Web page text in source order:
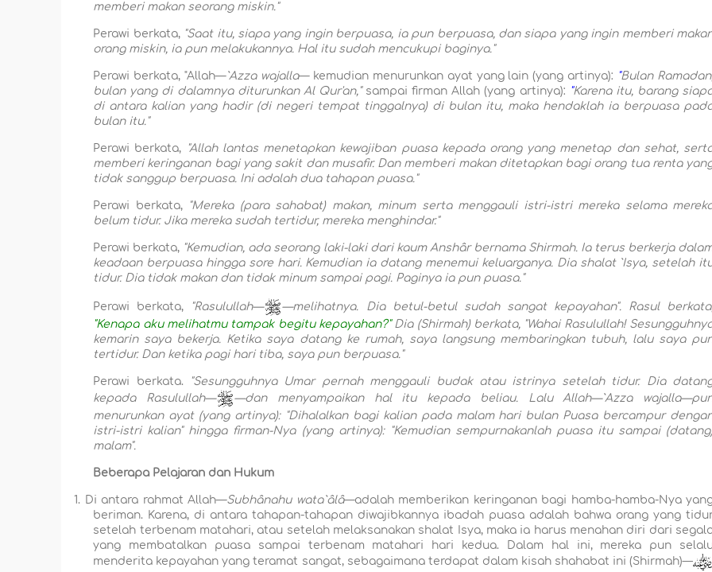
memberi makan seorang miskin. "
Perawi berkata, "Saat itu, siapa yang ingin berpuasa, ia pun berpuasa, dan siapa yang ingin memberi
orang miskin, ia pun melakukannya. Hal itu sudah mencukupi baginya."
Perawi berkata, "Allah—`Azza wajalla— kemudian menurunkan ayat yang lain (yang artinya): "Bulan
bulan yang di dalamnya diturunkan Al Qur'an,"sampai firman Allah (yang artinya): "Karena itu, barang
di antara kalian yang hadir (di negeri tempat tinggalnya) di bulan itu, maka hendaklah ia berpuasa
bulan itu."
Perawi berkata,
"Allah lantas menetapkan kewajiban puasa kepada orang yang menetap dan sehat,
memberi keringanan bagi yang sakit dan musafir. Dan memberi makan ditetapkan bagi orang tua renta
tidak sanggup berpuasa. Ini adalah dua tahapan puasa."
Perawi berkata,
"Mereka (para sahabat) makan, minum serta menggauli istri-istri mereka selama
belum tidur. Jika mereka sudah tertidur, mereka menghindar."
Perawi berkata, "Kemudian, ada seorang laki-laki dari kaum Anshâr bernama Shirmah. Ia terus berkerja
keadaan berpuasa hingga sore hari. Kemudian ia datang menemui keluarganya. Dia shalat `Isya, setelah
tidur. Dia tidak makan dan tidak minum sampai pagi. Paginya ia pun puasa."
Perawi berkata, "Rasulullah—
—melihatnya. Dia betul-betul sudah sangat kepayahan". Rasul berkata,
"Kenapa aku melihatmu tampak begitu kepayahan?"Dia (Shirmah) berkata, "Wahai Rasulullah!
kemarin saya bekerja. Ketika saya datang ke rumah, saya langsung membaringkan tubuh, lalu saya
tertidur. Dan ketika pagi hari tiba, saya pun berpuasa."
Perawi berkata.
"Sesungguhnya Umar pernah menggauli budak atau istrinya setelah tidur. Dia
kepada Rasulullah—
—dan menyampaikan hal itu kepada beliau. Lalu Allah—`Azza
menurunkan ayat (yang artinya): "Dihalalkan bagi kalian pada malam hari bulan Puasa bercampur
istri-istri kalian"hingga firman-Nya (yang artinya): "Kemudian sempurnakanlah puasa itu sampai
malam".
Beberapa Pelajaran dan Hukum
1. Di antara rahmat Allah—Subhânahu wata`âlâ—adalah memberikan keringanan bagi hamba-hamba-Nya
beriman. Karena, di antara tahapan-tahapan diwajibkannya ibadah puasa adalah bahwa orang yang
setelah terbenam matahari, atau setelah melaksanakan shalat Isya, maka ia harus menahan diri dari
yang membatalkan puasa sampai terbenam matahari hari kedua. Dalam hal ini, mereka pun
menderita kepayahan yang teramat sangat, sebagaimana terdapat dalam kisah shahabat ini (Shirmah)—